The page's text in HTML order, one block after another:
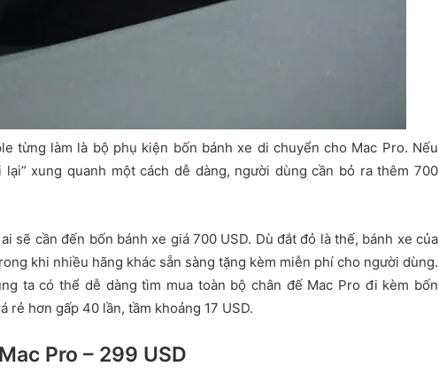
từng làm là bộ phụ kiện bốn bánh xe di chuyển cho Mac Pro. Nếu
xung quanh một cách dễ dàng, người dùng cần bỏ ra thêm 700
sẽ cần đến bốn bánh xe giá 700 USD. Dù đắt đỏ là thế, bánh xe của
khi nhiều hãng khác sẵn sàng tặng kèm miễn phí cho người dùng.
ta có thể dễ dàng tìm mua toàn bộ chân đế Mac Pro đi kèm bốn
rẻ hơn gấp 40 lần, tầm khoảng 17 USD.
Pro – 299 USD